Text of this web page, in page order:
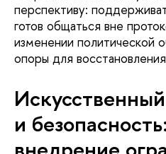
перспективу:
готов общаться вне
изменении политической
опоры для
и